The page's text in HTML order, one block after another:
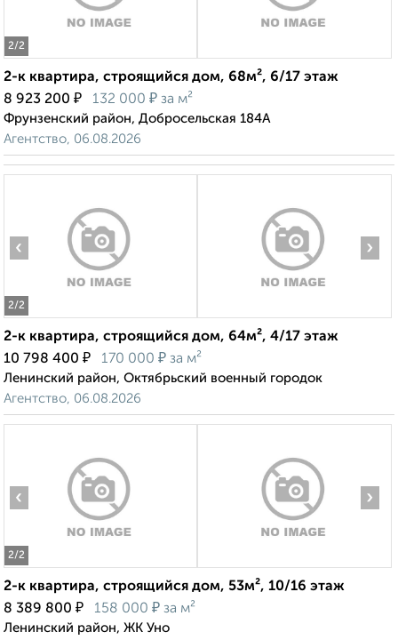
2/2
2-к квартира, строящийся дом, 68м², 6/17 этаж
8 923 200 ₽ 132 000 ₽ за м²
Фрунзенский район, Добросельская 184А
Агентство, 06.08.2026
2/2
‹ ›
2-к квартира, строящийся дом, 64м², 4/17 этаж
10 798 400 ₽ 170 000 ₽ за м²
Ленинский район, Октябрьский военный городок
Агентство, 06.08.2026
2/2
‹ ›
2-к квартира, строящийся дом, 53м², 10/16 этаж
8 389 800 ₽ 158 000 ₽ за м²
Ленинский район, ЖК Уно